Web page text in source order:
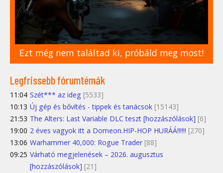
Ezt még nem találtad ki, próbáld meg most!
Legfrissebb fórumtémák
11:04 Szét*** az ideg [5533]
10:13 Új gép és bővítés - tippek és tanácsok [15143]
21:53 The Alters: Last Variable DLC teszt [hozzászólások] [6]
19:00 2 éves vagyok itt a Domeon.HIP-HOP HURÁÁ!!!!!! [270]
13:06 Warhammer 40,000: Rogue Trader [88]
09:25 Várható megjelenések – 2026. augusztus
[hozzászólások] [21]